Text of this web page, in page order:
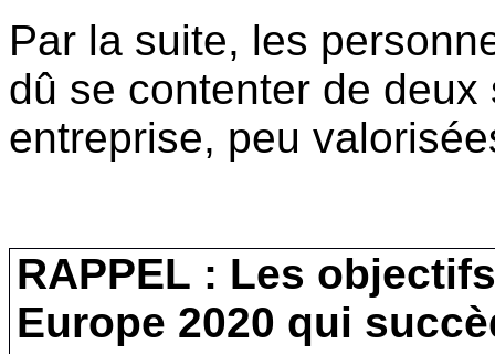
Par la suite, les
dû se contenter de
entreprise, peu
RAPPEL : Les
Europe 2020 qui